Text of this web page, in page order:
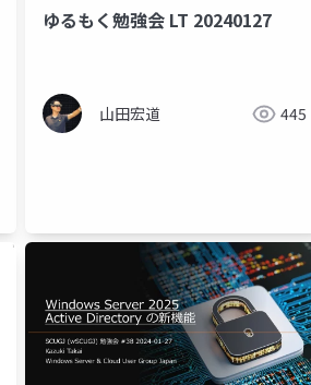
ゆるもく勉強会 LT 20240127
山田宏道 445